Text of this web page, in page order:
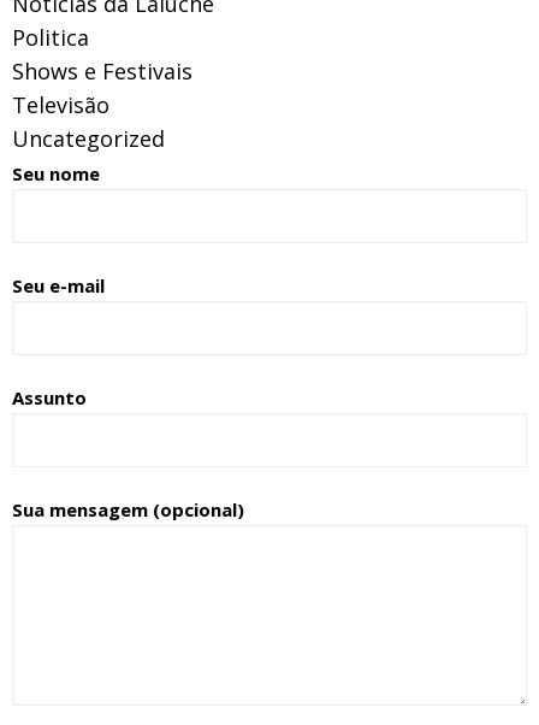
Politica
Shows e Festivais
Televisão
Uncategorized
Seu nome
Seu e-mail
Assunto
Sua mensagem (opcional)